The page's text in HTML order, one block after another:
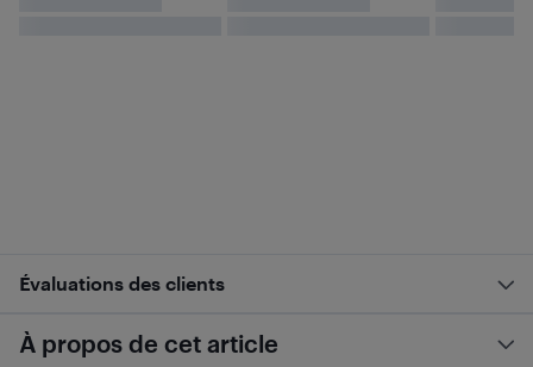
Évaluations des clients
À propos de cet article